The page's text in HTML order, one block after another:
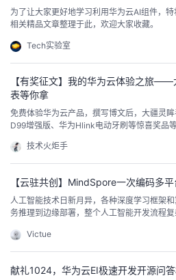
播
活
的
注
我
的
开
发
者
学
我
我
的
Programs
我
的
支
持
的
我
为了让大家更好地学习利用华为云AI组件，
相关精品文章整理于此，欢迎大家收藏。
Tech实验室
【有奖征文】我的华为云体验之旅
表等你拿
免费体验华为云产品，撰写博文后，大疆灵
D99增强版、华为Hlink电动牙刷等惊喜奖品
技术火炬手
【云驻共创】MindSpore一次编码多
人工智能技术日新月异，各种深度学习框架
务推理到边缘部署，整个人工智能开发流程
作。 Victue
献礼1024，华为云EI极速开发开源问